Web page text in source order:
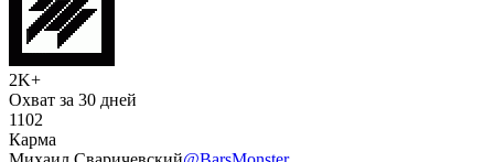
2K+
Охват за 30 дней
1102
Карма